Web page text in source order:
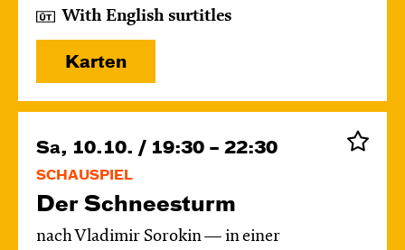
With English surtitles
Karten
Sa, 10.10. / 19:30 – 22:30
SCHAUSPIEL
Der Schnee­sturm
nach Vladimir Sorokin — in einer